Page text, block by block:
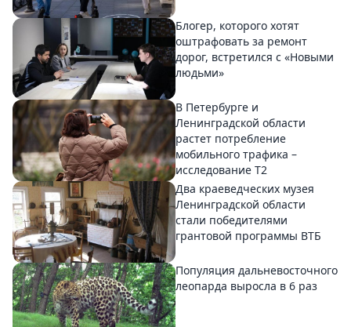
Блогер, которого хотят
оштрафовать за ремонт
дорог, встретился с «Новыми
людьми»
В Петербурге и
Ленинградской области
растет потребление
мобильного трафика –
исследование T2
Два краеведческих музея
Ленинградской области
стали победителями
грантовой программы ВТБ
Популяция дальневосточного
леопарда выросла в 6 раз